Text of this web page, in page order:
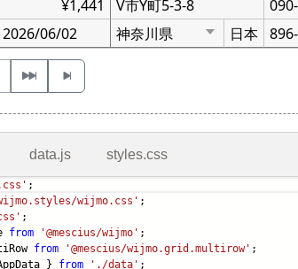
data.js styles.css
;
wijmo.styles/wijmo.css' ;
;
from '@mescius/wijmo' ;
from '@mescius/wijmo.grid.multirow' ;
} from './data' ;